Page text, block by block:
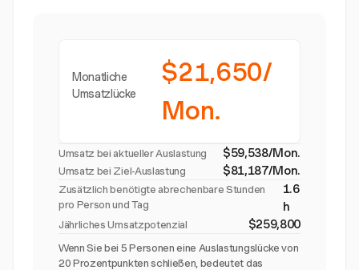
Monatliche
Umsatzlücke
$21,650/
Mon.
Umsatz bei aktueller Auslastung $59,538/Mon.
Umsatz bei Ziel-Auslastung $81,187/Mon.
Zusätzlich benötigte abrechenbare Stunden
pro Person und Tag
1.6
h
Jährliches Umsatzpotenzial $259,800
Wenn Sie bei 5 Personen eine Auslastungslücke von
20 Prozentpunkten schließen, bedeutet das